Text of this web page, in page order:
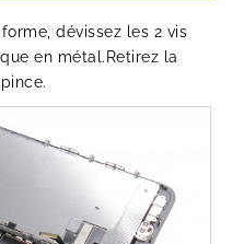
dévissez les 2 vis
en métal.Retirez la